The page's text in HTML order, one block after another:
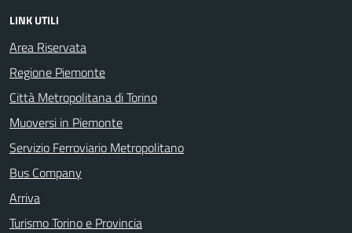
LINK UTILI
Area Riservata
Regione Piemonte
Città Metropolitana di Torino
Muoversi in Piemonte
Servizio Ferroviario Metropolitano
Bus Company
Arriva
Turismo Torino e Provincia